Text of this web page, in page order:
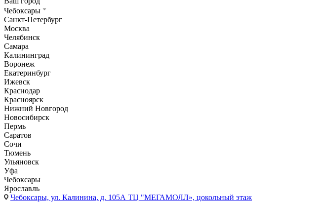
Чебоксары
Санкт-Петербург
Москва
Челябинск
Самара
Калининград
Воронеж
Екатеринбург
Ижевск
Краснодар
Красноярск
Нижний Новгород
Новосибирск
Пермь
Саратов
Сочи
Тюмень
Ульяновск
Уфа
Чебоксары
Ярославль
Чебоксары, ул. Калинина, д. 105А ТЦ "МЕГАМОЛЛ», цокольный этаж